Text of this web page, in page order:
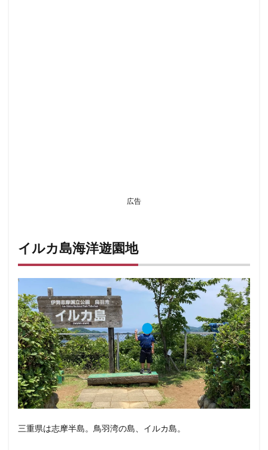
広告
イルカ島海洋遊園地
三重県は志摩半島。鳥羽湾の島、イルカ島。